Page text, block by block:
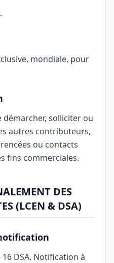
mondiale, pour
solliciter ou
autres contributeurs,
ou contacts
fins commerciales.
DES
(LCEN & DSA)
DSA. Notification à